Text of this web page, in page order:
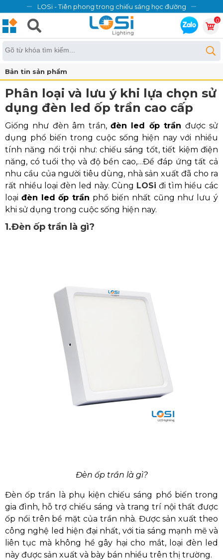
LOSi - Tiên phong trong chiếu sáng học đường
0
Bản tin sản phẩm
Phân loại và lưu ý khi lựa chọn sử
dụng đèn led ốp trần cao cấp
Giống như đèn âm trần, đèn led ốp trần được sử
dụng phổ biến trong cuộc sống hiện nay với nhiều
tính năng nổi trội như: chiếu sáng tốt, tiết kiệm điện
năng, có tuổi thọ và độ bền cao,…Để đáp ứng tất cả
nhu cầu của người tiêu dùng, nhà sản xuất đã cho ra
rất nhiều loại đèn led này. Cùng LOSi đi tìm hiểu các
loại đèn led ốp trần phổ biến nhất cũng như lưu ý
khi sử dụng trong cuộc sống hiện nay.
1.Đèn ốp trần là gì?
Đèn ốp trần là gì?
Đèn ốp trần là phụ kiện chiếu sáng phổ biến trong
gia đình, hỗ trợ chiếu sáng và trang trí nội thất được
ốp nổi trên bề mặt của trần nhà. Được sản xuất theo
công nghệ led hiện đại nhất, với tia sáng mạnh mẽ và
liên tục mà không hề gây hại cho mắt, loại đèn led
này được sản xuất và bày bán nhiều trên thị trường.